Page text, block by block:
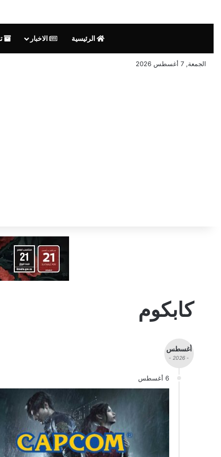
الرئيسية الاخبار
الجمعة, 7 أغسطس 2026
كابكوم
أغسطس
- 2026 -
6 أغسطس